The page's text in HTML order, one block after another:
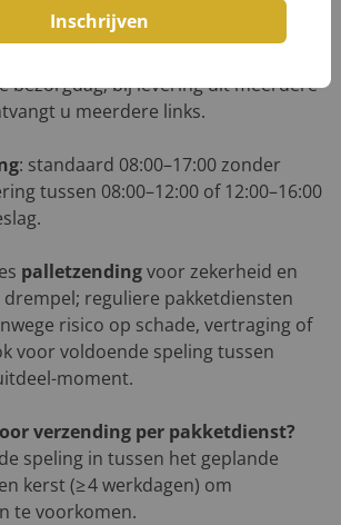
bezorgdag; bij levering uit meerdere
u meerdere links.
: standaard 08:00–17:00 zonder
tussen 08:00–12:00 of 12:00–16:00
palletzendingvoor zekerheid en
reguliere pakketdiensten
risico op schade, vertraging of
voor voldoende speling tussen
moment.
verzending per pakketdienst?
speling in tussen het geplande
kerst (≥ 4 werkdagen) om
te voorkomen.
Inschrijven